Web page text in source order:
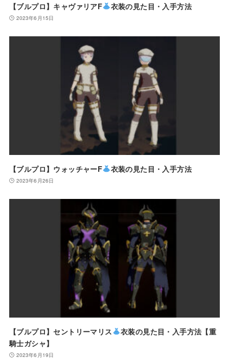
【ブルプロ】キャヴァリアF 衣装の見た目・入手方法
2023年6月15日
【ブルプロ】ウォッチャーF 衣装の見た目・入手方法
2023年6月26日
【ブルプロ】セントリーマリス
衣装の見た目・入手方法【重
騎士ガシャ】
2023年6月19日